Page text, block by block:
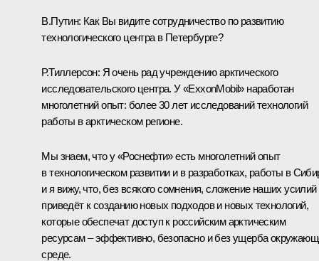
В.Путин: Как Вы видите сотрудничество по развитию
технологического центра в Петербурге?
Р.Тиллерсон: Я очень рад учреждению арктического
исследовательского центра. У «ExxonMobil» наработан
многолетний опыт: более 30 лет исследований технологий
работы в арктическом регионе.
Мы знаем, что у «Роснефти» есть многолетний опыт
в технологическом развитии и в разработках, работы в
и я вижу, что, без всякого сомнения, сложение наших усилий
приведёт к созданию новых подходов и новых технологий,
которые обеспечат доступ к российским арктическим
ресурсам – эффективно, безопасно и без ущерба
среде.